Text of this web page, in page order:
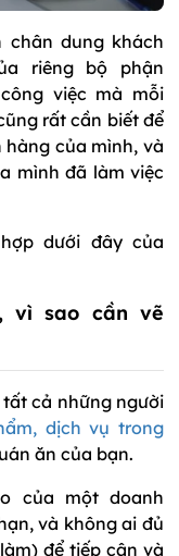
dung khách
riêng bộ phận
việc mà mỗi
rất cần biết để
hàng của mình, và
mình đã làm việc
dưới đây của
vì sao cần vẽ
cả những người
dịch vụ trong
ăn của bạn.
của một doanh
và không ai đủ
để tiếp cận và